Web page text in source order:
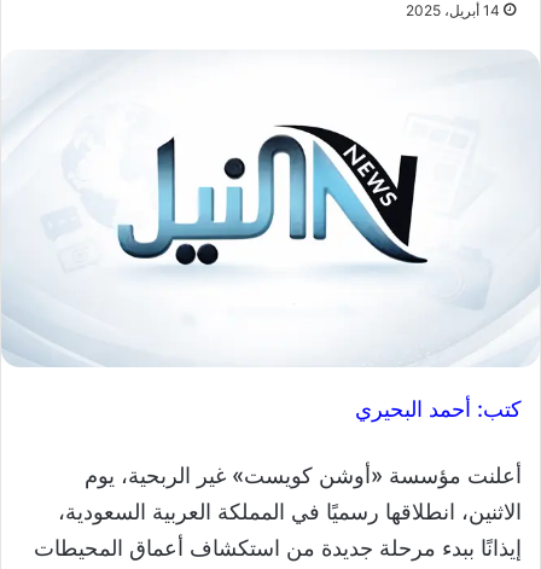
14 أبريل، 2025
كتب: أحمد البحيري
أعلنت مؤسسة «أوشن كويست» غير الربحية، يوم
الاثنين، انطلاقها رسميًا في المملكة العربية السعودية،
إيذانًا ببدء مرحلة جديدة من استكشاف أعماق المحيطات